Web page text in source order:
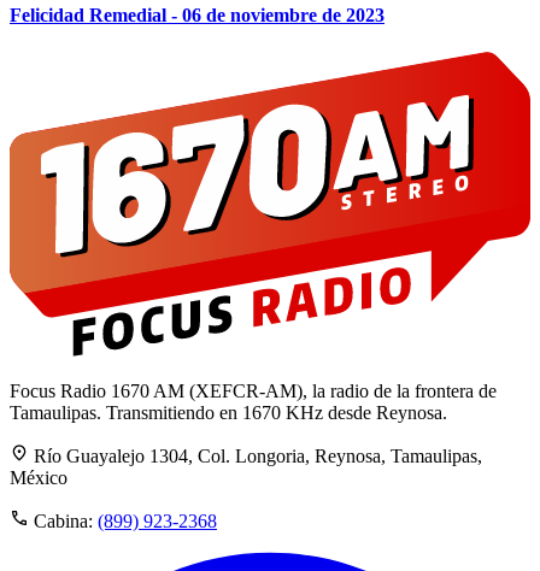
Felicidad Remedial - 06 de noviembre de 2023
Focus Radio 1670 AM (XEFCR-AM), la radio de la frontera de
Tamaulipas. Transmitiendo en 1670 KHz desde Reynosa.
Río Guayalejo 1304, Col. Longoria, Reynosa, Tamaulipas,
México
Cabina: (899) 923-2368